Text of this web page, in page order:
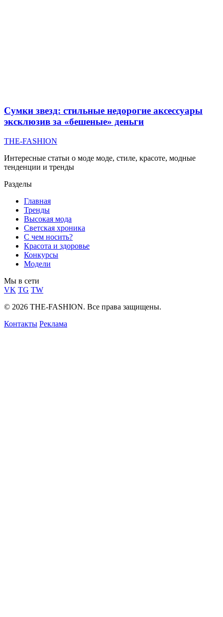
Сумки звезд: стильные недорогие аксессуары
эксклюзив за «бешеные» деньги
THE-FASHION
Интересные статьи о моде моде, стиле, красоте, модные
тенденции и тренды
Разделы
Главная
Тренды
Высокая мода
Светская хроника
С чем носить?
Красота и здоровье
Конкурсы
Модели
Мы в сети
VK TG TW
© 2026 THE-FASHION. Все права защищены.
Контакты Реклама